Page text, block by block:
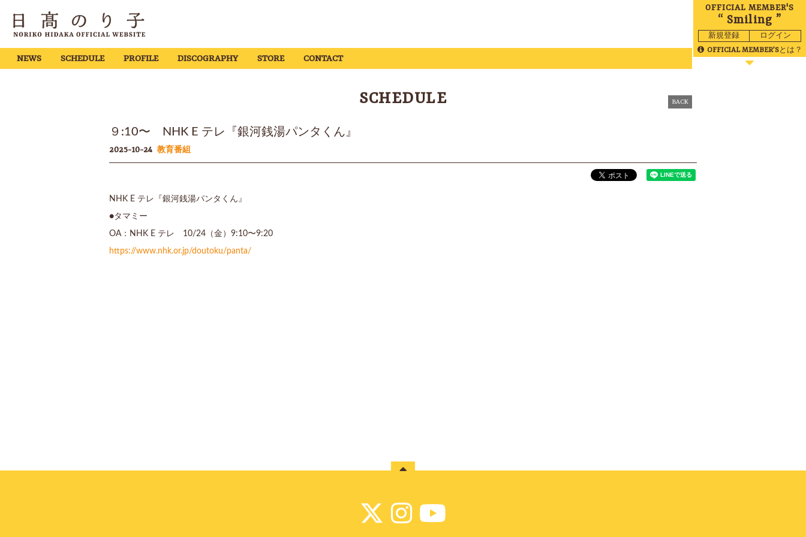
NEWS SCHEDULE PROFILE DISCOGRAPHY STORE CONTACT
OFFICIAL MEMBER'S
“ Smiling ”
新規登録 ログイン
OFFICIAL MEMBER’Sとは？
SCHEDULE BACK
９:10〜 NHK E テレ『銀河銭湯パンタくん』
2025-10-24 教育番組
NHK E テレ『銀河銭湯パンタくん』
●タマミー
OA：NHK E テレ 10/24（金）9:10〜9:20
https://www.nhk.or.jp/doutoku/panta/